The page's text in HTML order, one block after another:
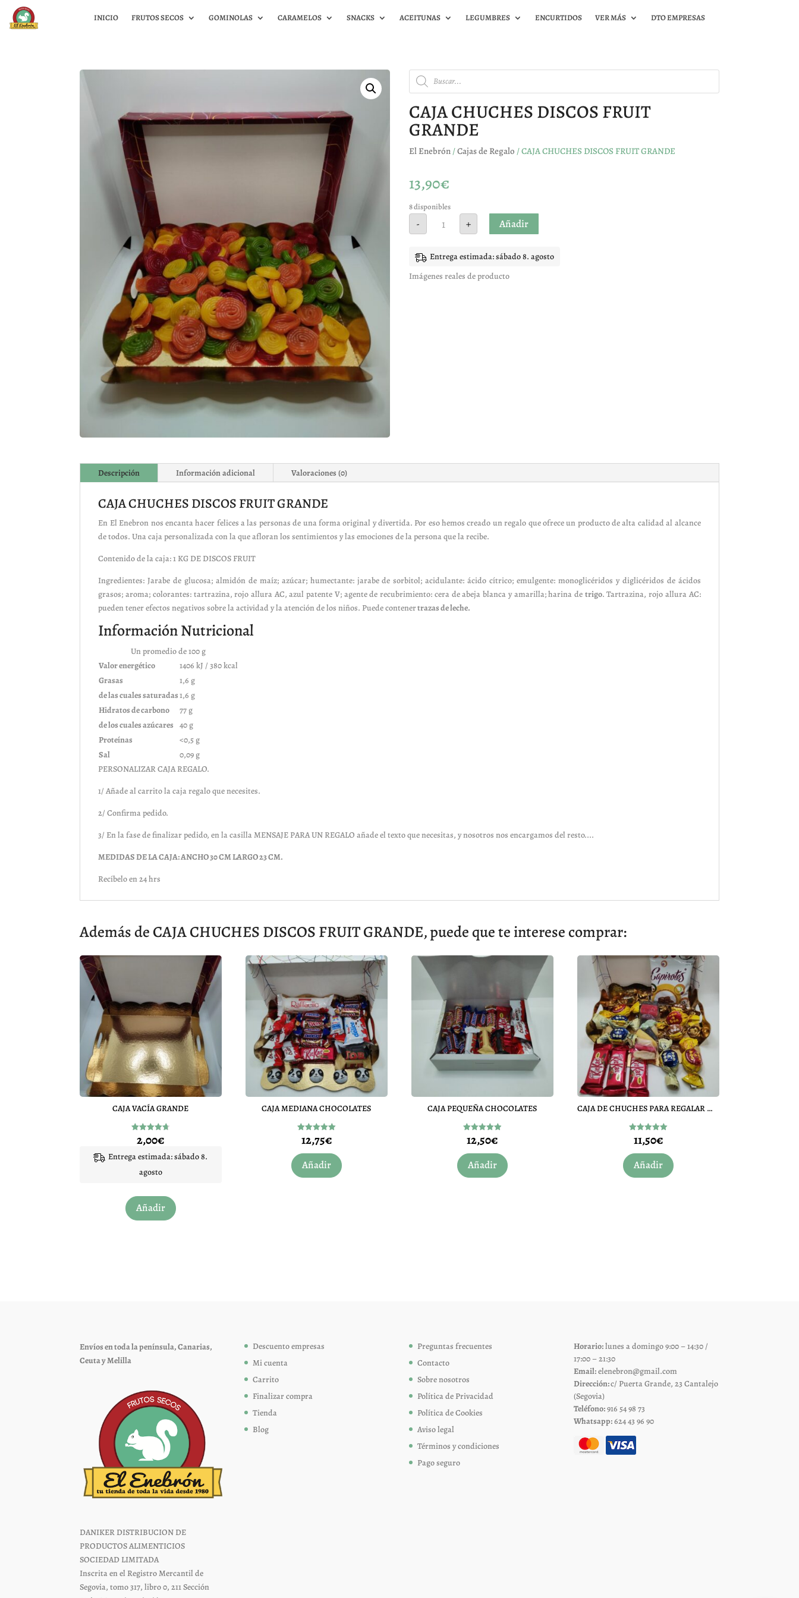
INICIO FRUTOS SECOS GOMINOLAS CARAMELOS SNACKS ACEITUNAS LEGUMBRES ENCURTIDOS VER MÁS DTO EMPRESAS
Búsqueda
de
productos
CAJA CHUCHES DISCOS FRUIT
GRANDE
El Enebrón /Cajas de Regalo / CAJA CHUCHES DISCOS FRUIT GRANDE
13,90€
8 disponibles
- CHUCHES
cantidad
+ Añadir
Entrega estimada: sábado 8. agosto
Imágenes reales de producto
Descripción Información adicional Valoraciones (0)
CAJA CHUCHES DISCOS FRUIT GRANDE
En El Enebron nos encanta hacer felices a las personas de una forma original y divertida. Por eso hemos creado un regalo que ofrece un producto de alta calidad al alcance
de todos. Una caja personalizada con la que afloran los sentimientos y las emociones de la persona que la recibe.
Contenido de la caja: 1 KG DE DISCOS FRUIT
Ingredientes: Jarabe de glucosa; almidón de maíz; azúcar; humectante: jarabe de sorbitol; acidulante: ácido cítrico; emulgente: monoglicéridos y diglicéridos de ácidos
grasos; aroma; colorantes: tartrazina, rojo allura AC, azul patente V; agente de recubrimiento: cera de abeja blanca y amarilla; harina de trigo. Tartrazina, rojo allura AC:
pueden tener efectos negativos sobre la actividad y la atención de los niños. Puede contenertrazas de leche.
Información Nutricional
Un promedio de 100 g
Valor energético
1406 kJ / 380 kcal
Grasas
1,6 g
de las cuales saturadas1,6 g
Hidratos de carbono
77 g
de los cuales azúcares
40 g
Proteínas
<0,5 g
Sal
0,09 g
PERSONALIZAR CAJA REGALO.
1/ Añade al carrito la caja regalo que necesites.
2/ Confirma pedido.
3/ En la fase de finalizar pedido, en la casilla MENSAJE PARA UN REGALO añade el texto que necesitas, y nosotros nos encargamos del resto....
MEDIDAS DE LA CAJA: ANCHO 30 CM LARGO 23 CM.
Recíbelo en 24 hrs
Además de CAJA CHUCHES DISCOS FRUIT GRANDE, puede que te interese comprar:
CAJA VACÍA GRANDE
Valorado
con
de 5
2,00€
Entrega estimada: sábado 8.
agosto
Añadir
CAJA MEDIANA CHOCOLATES
Valorado
con
12,75€
Añadir
CAJA PEQUEÑA CHOCOLATES
Valorado
con
12,50€
Añadir
CAJA DE CHUCHES PARA REGALAR MEDIANA
Valorado
con
11,50€
Añadir
Envíos en toda la península, Canarias,
Ceuta y Melilla
DANIKER DISTRIBUCION DE
PRODUCTOS ALIMENTICIOS
SOCIEDAD LIMITADA
Inscrita en el Registro Mercantil de
Segovia, tomo 317, libro 0, 211 Sección
Descuento empresas
Mi cuenta
Carrito
Finalizar compra
Tienda
Blog
Preguntas frecuentes
Contacto
Sobre nosotros
Política de Privacidad
Política de Cookies
Aviso legal
Términos y condiciones
Pago seguro
Horario:lunes a domingo 9:00 – 14:30 /
17:00 – 21:30
Email:elenebron@gmail.com
Dirección:c/ Puerta Grande, 23 Cantalejo
(Segovia)
Teléfono:916 54 98 73
Whatsapp:624 43 96 90